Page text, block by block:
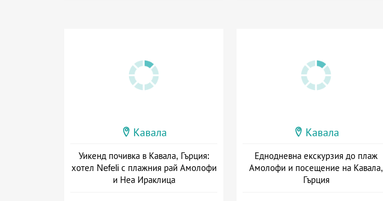
Кавала
Уикенд почивка в Кавала, Гърция:
хотел Nefeli с плажния рай Амолофи
и Неа Ираклица
Кавала
Еднодневна екскурзия до плаж
Амолофи и посещение на Кавала,
Гърция